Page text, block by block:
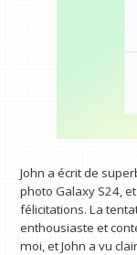
John a écrit de
photo Galaxy S24,
félicitations. La
enthousiaste et
moi, et John a vu